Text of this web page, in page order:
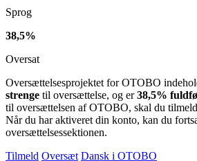
Sprog
38,5%
Oversat
Oversættelsesprojektet for OTOBO
strenge til oversættelse, og er38,5%
til oversættelsen af OTOBO, skal du
Når du har aktiveret din konto, kan du
oversættelsessektionen.
Tilmeld Oversæt Dansk i OTOBO